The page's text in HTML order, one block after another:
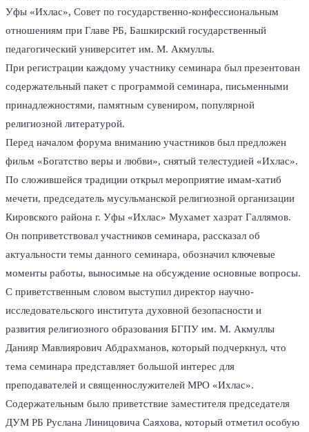
Уфы «Ихлас», Совет по государственно-конфессиональным
отношениям при Главе РБ, Башкирский государственный
педагогический университет им. М. Акмуллы.
При регистрации каждому участнику семинара был презентован
содержательный пакет с программой семинара, письменными
принадлежностями, памятным сувениром, популярной
религиозной литературой.
Перед началом форума вниманию участников был предложен
фильм «Богатство веры и любви», снятый телестудией «Ихлас».
По сложившейся традиции открыл мероприятие имам-хатиб
мечети, председатель мусульманской религиозной организации
Кировского района г. Уфы «Ихлас» Мухамет хазрат Галлямов.
Он поприветствовал участников семинара, рассказал об
актуальности темы данного семинара, обозначил ключевые
моменты работы, выносимые на обсуждение основные вопросы.
С приветственным словом выступил директор научно-
исследовательского института духовной безопасности и
развития религиозного образования БГПУ им. М. Акмуллы
Данияр Мавлиярович Абдрахманов, который подчеркнул, что
тема семинара представляет большой интерес для
преподавателей и священнослужителей МРО «Ихлас».
Содержательным было приветствие заместителя председателя
ДУМ РБ Руслана Линицовича Саяхова, который отметил особую